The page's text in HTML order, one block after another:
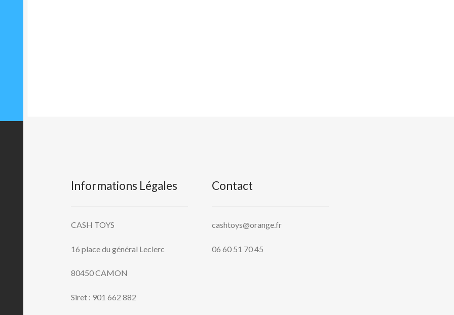
Informations Légales
CASH TOYS
16 place du général Leclerc
80450 CAMON
Siret : 901 662 882
Contact
cashtoys@orange.fr
06 60 51 70 45